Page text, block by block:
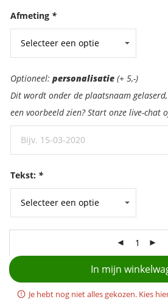
Afmeting *
Personalisatie:
Optioneel: personalisatie (+ 5,-)
Dit wordt onder de plaatsnaam
een voorbeeld zien? Start onze live-chat
Tekst: *
In mijn
Je hebt nog niet alles gekozen. Kies